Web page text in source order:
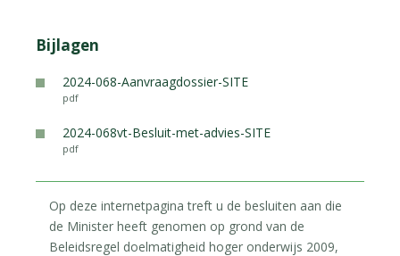
Bijlagen
2024-068-Aanvraagdossier-SITE
pdf
2024-068vt-Besluit-met-advies-SITE
pdf
Op deze internetpagina treft u de besluiten aan die
de Minister heeft genomen op grond van de
Beleidsregel doelmatigheid hoger onderwijs 2009,